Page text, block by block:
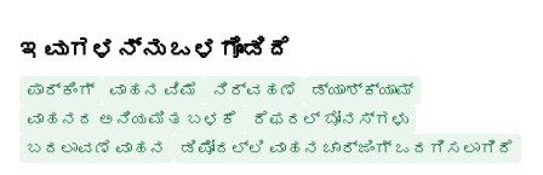
ಇವುಗಳನ್ನು ಒಳಗೊಂಡಿದೆ
ಪಾರ್ಕಿಂಗ್ ವಾಹನ ವಿಮೆ ನಿರ್ವಹಣೆ
ಡ್ಯಾಶ್‌ಕ್ಯಾಮ್
ವಾಹನದ ಅನಿಯಮಿತ ಬಳಕೆ
ರೆಫರಲ್ ಬೋನಸ್‌ಗಳು
ಬದಲಾವಣೆ ವಾಹನ
ಡಿಪೋದಲ್ಲಿ ವಾಹನ ಚಾರ್ಜಿಂಗ್ ಒದಗಿಸಲಾಗಿದೆ